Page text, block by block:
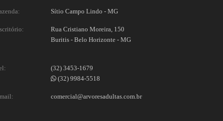
Sítio Campo Lindo - MG
Rua Cristiano Moreira, 150
Buritis - Belo Horizonte - MG
(32) 3453-1679
(32) 9984-5518
comercial@arvoresadultas.com.br